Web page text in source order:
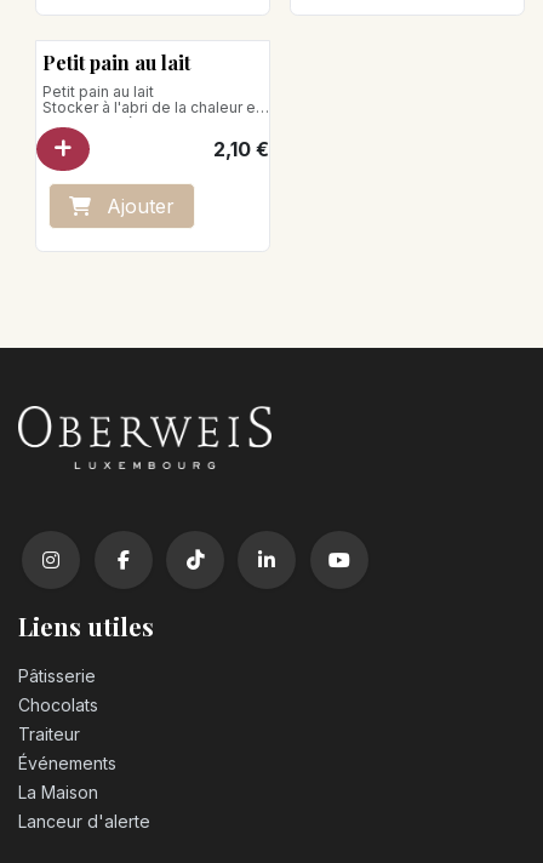
Petit pain au lait
Petit pain au lait
Stocker à l'abri de la chaleur et
de l'humidité
2,10€
Ajouter
Liens utiles
Pâtisserie
Chocolats
Traiteur
Événements
La Maison
Lanceur d'alerte